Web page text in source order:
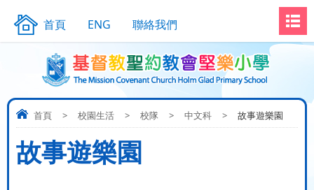
首頁 ENG 聯絡我們
首頁 > 校園生活 > 校隊 > 中文科 > 故事遊樂園
故事遊樂園